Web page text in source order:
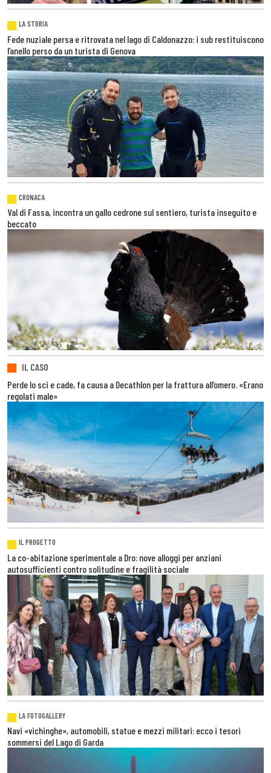
LA STORIA
Fede nuziale persa e ritrovata nel lago di Caldonazzo: i sub restituiscono
l’anello perso da un turista di Genova
CRONACA
Val di Fassa, incontra un gallo cedrone sul sentiero, turista inseguito e
beccato
IL CASO
Perde lo sci e cade, fa causa a Decathlon per la frattura all’omero. «Erano
regolati male»
IL PROGETTO
La co-abitazione sperimentale a Dro: nove alloggi per anziani
autosufficienti contro solitudine e fragilità sociale
LA FOTOGALLERY
Navi «vichinghe», automobili, statue e mezzi militari: ecco i tesori
sommersi del Lago di Garda